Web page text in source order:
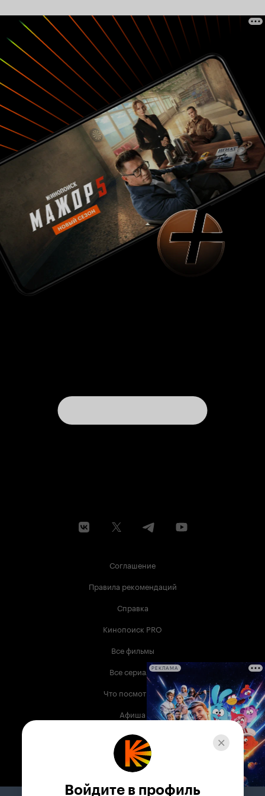
Соглашение
Правила рекомендаций
Справка
Кинопоиск PRO
Все фильмы
Все сериалы
Что посмотреть
Афиша
Музыка
Телепрограмма
РЕКЛАМА
Войдите в профиль